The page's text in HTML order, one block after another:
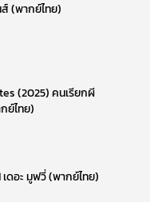
(พากย์ไทย)
(2025) คนเรียกผี
ย์ไทย)
เดอะ มูฟวี่ (พากย์ไทย)